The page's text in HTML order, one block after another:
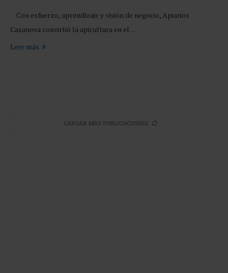
Con esfuerzo, aprendizaje y visión de negocio, Apiarios
Casanova convirtió la apicultura en el …
Leer más
CARGAR MÁS PUBLICACIONES